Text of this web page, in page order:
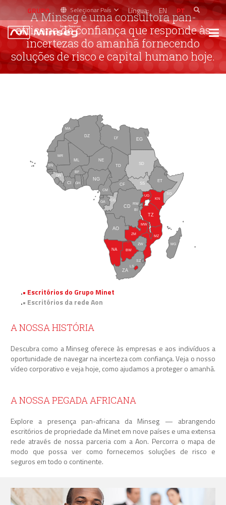
GRUPO Selecionar País Língua: EN PT
A Minseg é uma consultora pan-
africana de confiança que responde às
incertezas do amanhã fornecendo
soluções de risco e capital humano hoje.
DZ
AO
BW
BF
BI
CM
CF
TD
KM
CI
CD
EG
GQ
ET
GA
GH
GN
KN
LS
LY
MG
MW
ML
MR
MA
MZ
NA
NE
NG
CG
RW
SN
SL
SO
ZA
SS
SD
SZ
TZ
UG
ZM
ZW
.• Escritórios do Grupo Minet
.• Escritórios da rede Aon
A NOSSA HISTÓRIA
Descubra como a Minseg oferece às empresas e aos indivíduos a
oportunidade de navegar na incerteza com confiança. Veja o nosso
vídeo corporativo e veja hoje, como ajudamos a proteger o amanhã.
A NOSSA PEGADA AFRICANA
Explore a presença pan-africana da Minseg — abrangendo
escritórios de propriedade da Minet em nove países e uma extensa
rede através de nossa parceria com a Aon. Percorra o mapa de
modo que possa ver como fornecemos soluções de risco e
seguros em todo o continente.